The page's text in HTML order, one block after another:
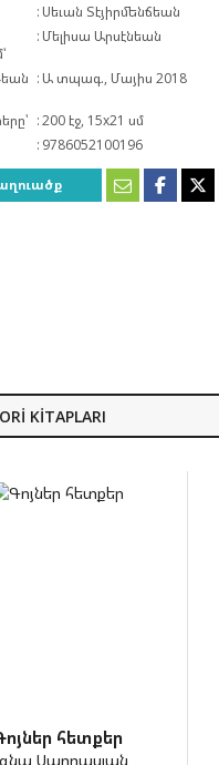
Սեւան Տէյիրմենճեան
Մելիսա Արսէնեան
Ա տպագ., Մայիս 2018
200 էջ, 15x21 սմ
9786052100196
KITAPLARI
հետքեր
Սարըասլան